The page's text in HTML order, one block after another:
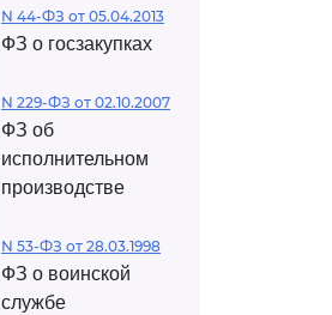
N 44-ФЗ от 05.04.2013
ФЗ о госзакупках
N 229-ФЗ от 02.10.2007
ФЗ об
исполнительном
производстве
N 53-ФЗ от 28.03.1998
ФЗ о воинской
службе